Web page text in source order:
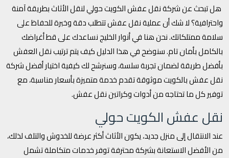
هل تبحث عن شركة نقل عفش الكويت حولي لنقل الأثاث بطريقة آمنة
واحترافية؟ لا شك أن عملية نقل عفش تتطلب دقة وخبرة للحفاظ على
سلامة ممتلكاتك. نحن هنا في أنوار الخليج نساعدك على قط أغراضك
بالكامل بأمان تام. سنوضح في هذا الدليل كيف يتم ترتيب نقل العفش
بأفضل طريقة لضمان تجربة سلسة، وسنرشح لك كيفية اختيار أفضل شركة
نقل عفش بالكويت موثوقة تقدم خدمة متميزة بأسعار مناسبة، مع
توفير كل ما تحتاجه من أدوات وكراتين نقل عفش.
نقل عفش الكويت حولي
عند الانتقال إلى منزل جديد، يكون الأثاث أكثر عرضة للخدوش والتلف لذلك،
من الأفضل الاستعانة بشركة محترفة توفر خدمات متكاملة تشمل